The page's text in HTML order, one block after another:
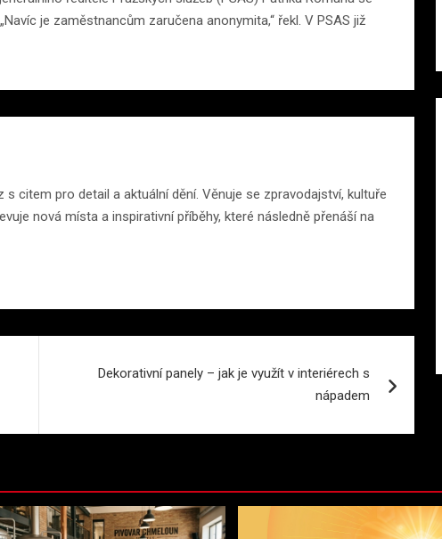
je zaměstnancům zaručena anonymita,“ řekl. V PSAS již
s citem pro detail a aktuální dění. Věnuje se zpravodajství, kultuře
nová místa a inspirativní příběhy, které následně přenáší na
Dekorativní panely – jak je využít v interiérech s
nápadem